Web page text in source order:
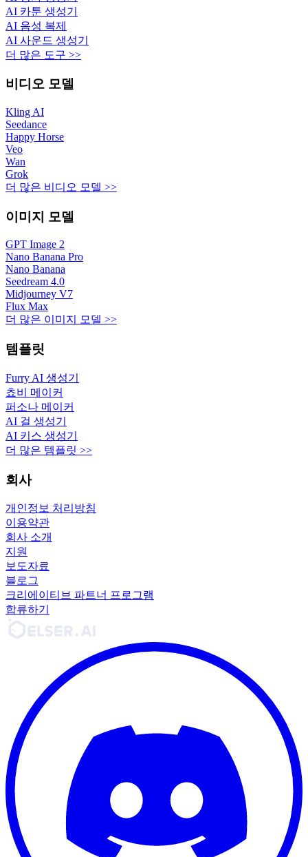
AI 카툰 생성기
AI 음성 복제
AI 사운드 생성기
더 많은 도구 >>
비디오 모델
Kling AI
Seedance
Happy Horse
Veo
Wan
Grok
더 많은 비디오 모델 >>
이미지 모델
GPT Image 2
Nano Banana Pro
Nano Banana
Seedream 4.0
Midjourney V7
Flux Max
더 많은 이미지 모델 >>
템플릿
Furry AI 생성기
쵸비 메이커
퍼소나 메이커
AI 걸 생성기
AI 키스 생성기
더 많은 템플릿 >>
회사
개인정보 처리방침
이용약관
회사 소개
지원
보도자료
블로그
크리에이티브 파트너 프로그램
합류하기